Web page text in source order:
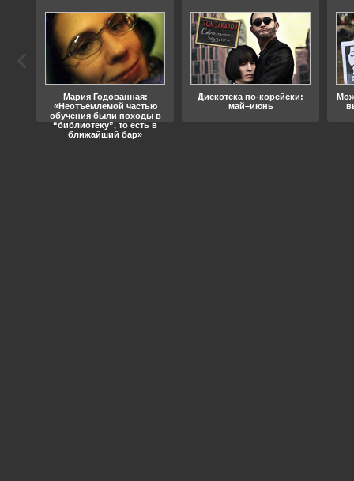
Мария Годованная:
«Неотъемлемой частью
обучения были походы в
“библиотеку”, то есть в
ближайший бар»
Дискотека по-корейски:
май–июнь